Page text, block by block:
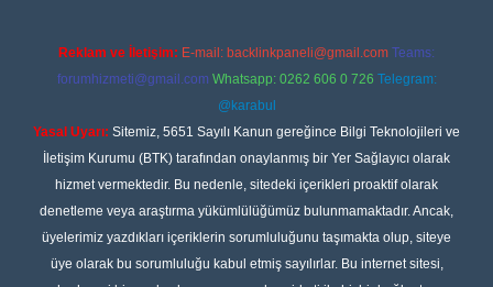
Reklam ve İletişim: E-mail: backlinkpaneli@gmail.com Teams:
forumhizmeti@gmail.com Whatsapp: 0262 606 0 726 Telegram:
@karabul
Yasal Uyarı: Sitemiz, 5651 Sayılı Kanun gereğince Bilgi Teknolojileri ve
İletişim Kurumu (BTK) tarafından onaylanmış bir Yer Sağlayıcı olarak
hizmet vermektedir. Bu nedenle, sitedeki içerikleri proaktif olarak
denetleme veya araştırma yükümlülüğümüz bulunmamaktadır. Ancak,
üyelerimiz yazdıkları içeriklerin sorumluluğunu taşımakta olup, siteye
üye olarak bu sorumluluğu kabul etmiş sayılırlar. Bu internet sitesi,